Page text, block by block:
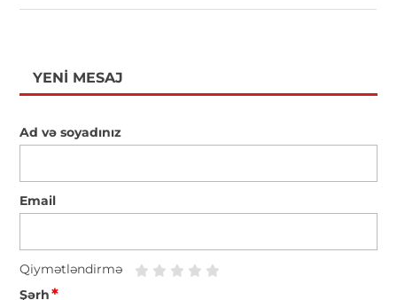
YENI MESAJ
Ad və soyadınız
Email
Qiymətləndirmə
Şərh*